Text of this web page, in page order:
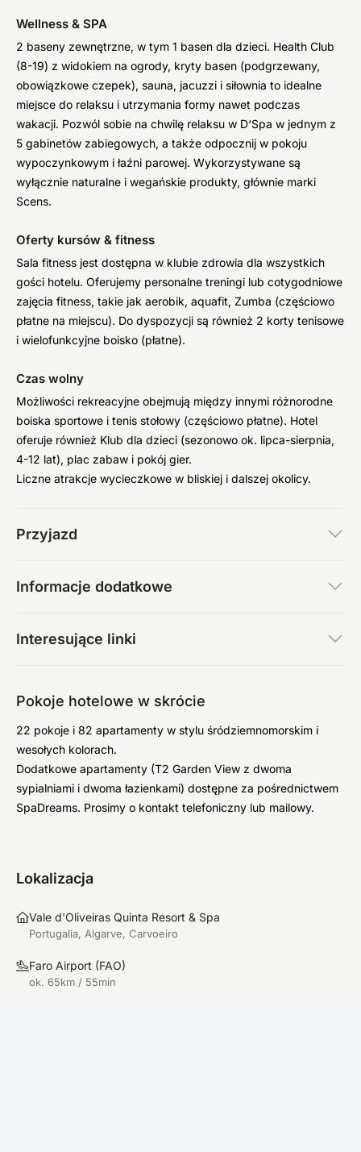
Wellness & SPA
2 baseny zewnętrzne, w tym 1 basen dla dzieci. Health Club
(8-19) z widokiem na ogrody, kryty basen (podgrzewany,
obowiązkowe czepek), sauna, jacuzzi i siłownia to idealne
miejsce do relaksu i utrzymania formy nawet podczas
wakacji. Pozwól sobie na chwilę relaksu w D‘Spa w jednym z
5 gabinetów zabiegowych, a także odpocznij w pokoju
wypoczynkowym i łaźni parowej. Wykorzystywane są
wyłącznie naturalne i wegańskie produkty, głównie marki
Scens.
Oferty kursów & fitness
Sala fitness jest dostępna w klubie zdrowia dla wszystkich
gości hotelu. Oferujemy personalne treningi lub cotygodniowe
zajęcia fitness, takie jak aerobik, aquafit, Zumba (częściowo
płatne na miejscu). Do dyspozycji są również 2 korty tenisowe
i wielofunkcyjne boisko (płatne).
Czas wolny
Możliwości rekreacyjne obejmują między innymi różnorodne
boiska sportowe i tenis stołowy (częściowo płatne). Hotel
oferuje również Klub dla dzieci (sezonowo ok. lipca-sierpnia,
4-12 lat), plac zabaw i pokój gier.
Liczne atrakcje wycieczkowe w bliskiej i dalszej okolicy.
Przyjazd
Informacje dodatkowe
Interesujące linki
Pokoje hotelowe w skrócie
22 pokoje i 82 apartamenty w stylu śródziemnomorskim i
wesołych kolorach.
Dodatkowe apartamenty (T2 Garden View z dwoma
sypialniami i dwoma łazienkami) dostępne za pośrednictwem
SpaDreams. Prosimy o kontakt telefoniczny lub mailowy.
Lokalizacja
Vale d'Oliveiras Quinta Resort & Spa
Portugalia, Algarve, Carvoeiro
Faro Airport (FAO)
ok. 65km / 55min